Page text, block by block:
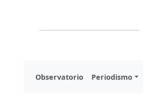
Observatorio Periodismo